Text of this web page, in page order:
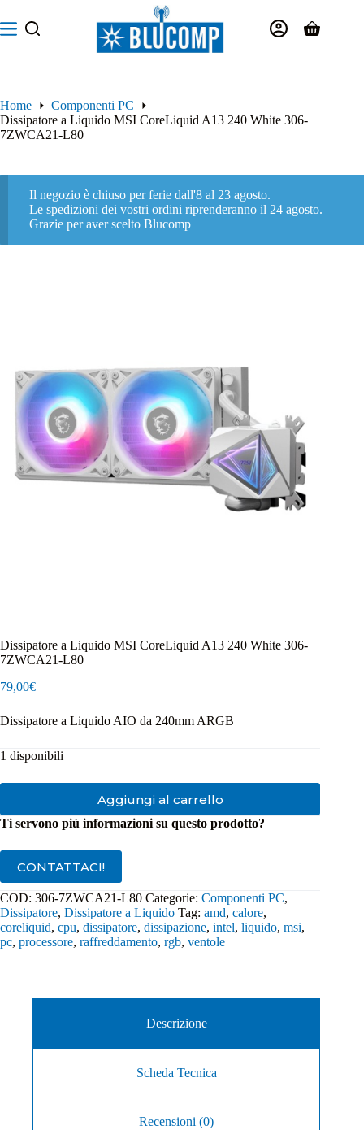
al
contenuto
Carrello
Home
Componenti PC
Dissipatore a Liquido MSI CoreLiquid A13 240 White 306-
7ZWCA21-L80
Il negozio è chiuso per ferie dall'8 al 23 agosto.
Le spedizioni dei vostri ordini riprenderanno il 24 agosto.
Grazie per aver scelto Blucomp
Dissipatore a Liquido MSI CoreLiquid A13 240 White 306-
7ZWCA21-L80
79,00€
Dissipatore a Liquido AIO da 240mm ARGB
1 disponibili
Aggiungi al carrello
Ti servono più informazioni su questo prodotto?
CONTATTACI!
COD: 306-7ZWCA21-L80 Categorie: Componenti PC,
Dissipatore, Dissipatore a Liquido Tag: amd, calore,
coreliquid, cpu, dissipatore, dissipazione, intel, liquido, msi,
pc, processore, raffreddamento, rgb, ventole
Descrizione
Scheda Tecnica
Recensioni (0)